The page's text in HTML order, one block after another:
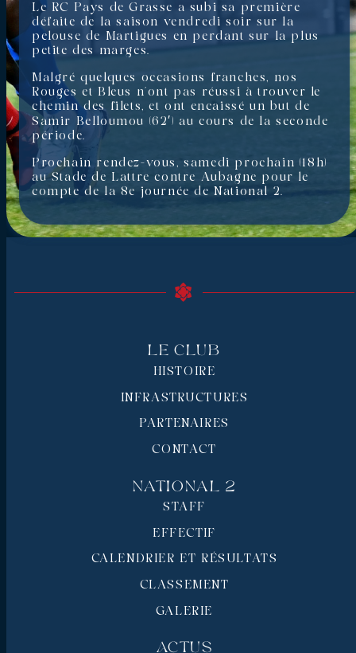
Le RC Pays de Grasse a subi sa première
défaite de la saison vendredi soir sur la
pelouse de Martigues en perdant sur la plus
petite des marges.
Malgré quelques occasions franches, nos
Rouges et Bleus n’ont pas réussi à trouver le
chemin des filets, et ont encaissé un but de
Samir Belloumou (62′) au cours de la seconde
période.
Prochain rendez-vous, samedi prochain (18h)
au Stade de Lattre contre Aubagne pour le
compte de la 8e journée de National 2.
Le Club
HISTOIRE
INFRASTRUCTURES
PARTENAIRES
CONTACT
National 2
STAFF
EFFECTIF
CALENDRIER ET RÉSULTATS
CLASSEMENT
GALERIE
Actus